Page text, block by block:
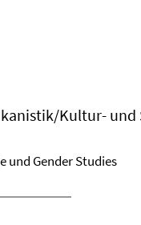
Kultur-
Gender Studies